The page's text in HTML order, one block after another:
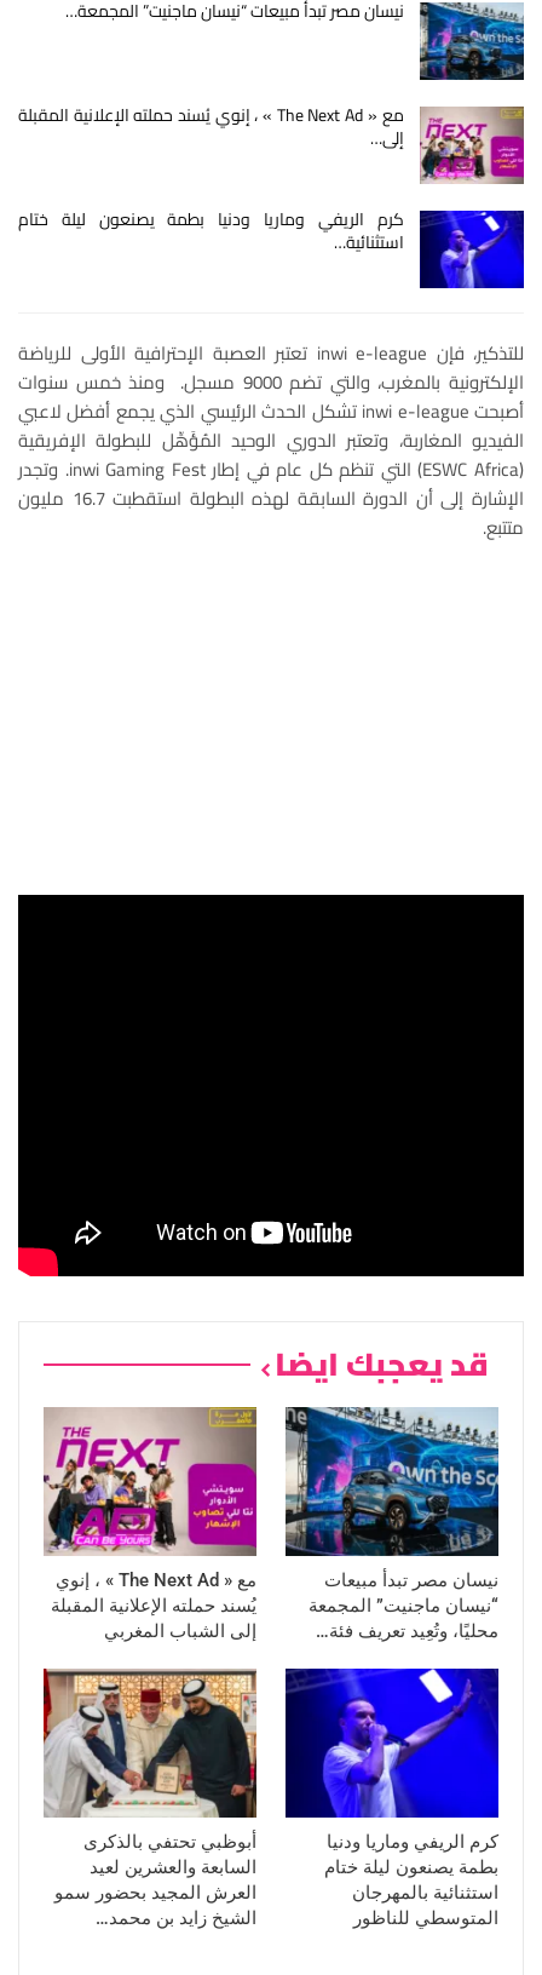
نيسان مصر تبدأ مبيعات “نيسان ماجنيت” المجمعة…
مع « The Next Ad » ، إنوي يُسند حملته الإعلانية المقبلة
إلى…
كرم الريفي وماريا ودنيا بطمة يصنعون ليلة ختام
استثنائية…
للتذكير، فإن inwi e-league تعتبر العصبة الإحترافية الأولى للرياضة
الإلكترونية بالمغرب، والتي تضم 9000 مسجل. ومنذ خمس سنوات
أصبحت inwi e-league تشكل الحدث الرئيسي الذي يجمع أفضل لاعبي
الفيديو المغاربة، وتعتبر الدوري الوحيد المُؤَهِّل للبطولة الإفريقية
(ESWC Africa) التي تنظم كل عام في إطار inwi Gaming Fest. وتجدر
الإشارة إلى أن الدورة السابقة لهذه البطولة استقطبت 16.7 مليون
متتبع.
قد يعجبك ايضا
نيسان مصر تبدأ مبيعات
“نيسان ماجنيت” المجمعة
محليًا، وتُعِيد تعريف فئة…
مع « The Next Ad » ، إنوي
يُسند حملته الإعلانية المقبلة
إلى الشباب المغربي
كرم الريفي وماريا ودنيا
بطمة يصنعون ليلة ختام
استثنائية بالمهرجان
المتوسطي للناظور
أبوظبي تحتفي بالذكرى
السابعة والعشرين لعيد
العرش المجيد بحضور سمو
الشيخ زايد بن محمد…